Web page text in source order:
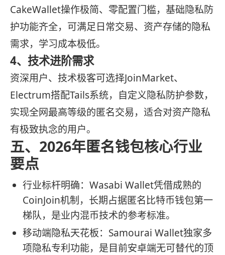
CakeWallet操作极简、零配置门槛，基础隐私防
护功能齐全，可满足日常交易、资产存储的隐私
需求，学习成本极低。
4、技术进阶需求
资深用户、技术极客可选择JoinMarket、
Electrum搭配Tails系统，自定义隐私防护参数，
实现全网最高等级的匿名交易，适合对资产隐私
有极致执念的用户。
五、2026年匿名钱包核心行业
要点
行业标杆明确：Wasabi Wallet凭借成熟的
CoinJoin机制，长期占据匿名比特币钱包第一
梯队，是业内混币技术的参考标准。
移动端隐私天花板：Samourai Wallet独家多
项隐私专利功能，是目前安卓端无可替代的顶